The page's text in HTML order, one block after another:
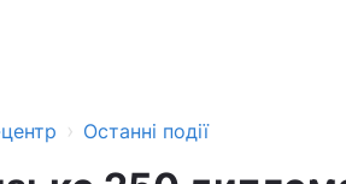
› Останні події